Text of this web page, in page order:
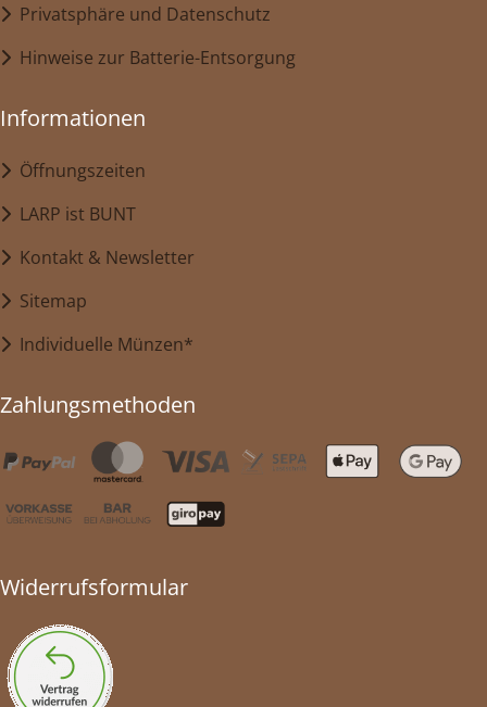
Privatsphäre und Datenschutz
Hinweise zur Batterie-Entsorgung
Informationen
Öffnungszeiten
LARP ist BUNT
Kontakt & Newsletter
Sitemap
Individuelle Münzen*
Zahlungsmethoden
Widerrufsformular